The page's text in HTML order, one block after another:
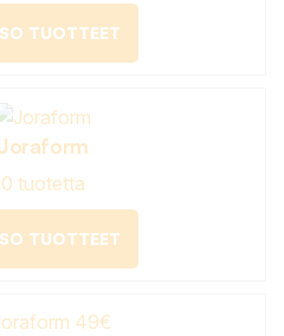
TUOTTEET
0 tuotetta
TUOTTEET